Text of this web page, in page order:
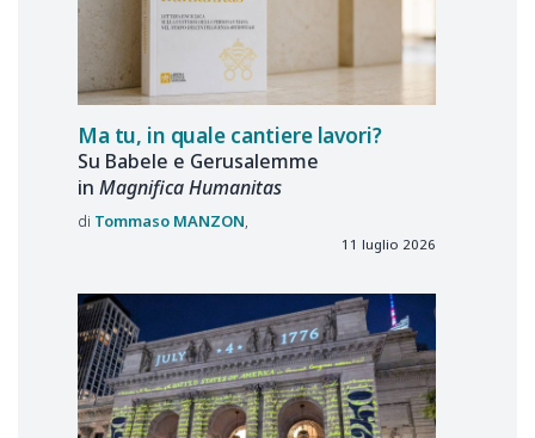
Ma tu, in quale cantiere lavori?
Su Babele e Gerusalemme
in Magnifica Humanitas
Tommaso MANZON
11 luglio 2026